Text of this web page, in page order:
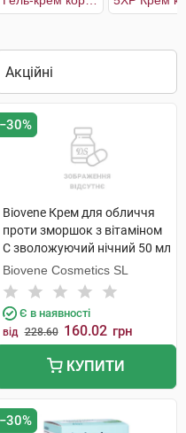
−30%
Biovene Крем для обличчя
проти зморшок з вітаміном
С зволожуючий нічний 50 мл
1 шт
Biovene Cosmetics SL
Є в наявності
від 228.60 160.02 грн
КУПИТИ
−30%